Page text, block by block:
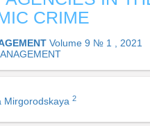
CRIME
Volume 9 № 1 , 2021
Mirgorodskaya 2